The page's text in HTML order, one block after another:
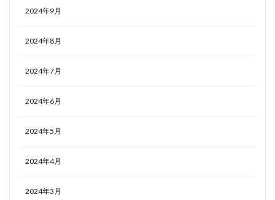
2024年9月
2024年8月
2024年7月
2024年6月
2024年5月
2024年4月
2024年3月